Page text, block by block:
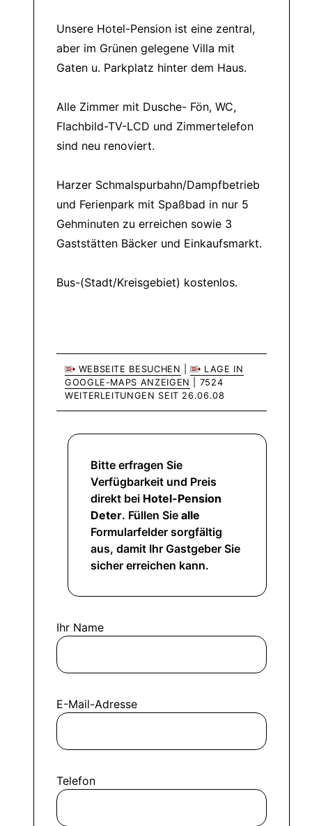
Unsere Hotel-Pension ist eine zentral,
aber im Grünen gelegene Villa mit
Gaten u. Parkplatz hinter dem Haus.
Alle Zimmer mit Dusche- Fön, WC,
Flachbild-TV-LCD und Zimmertelefon
sind neu renoviert.
Harzer Schmalspurbahn/Dampfbetrieb
und Ferienpark mit Spaßbad in nur 5
Gehminuten zu erreichen sowie 3
Gaststätten Bäcker und Einkaufsmarkt.
Bus-(Stadt/Kreisgebiet) kostenlos.
WEBSEITE BESUCHEN |
LAGE IN
GOOGLE-MAPS ANZEIGEN
| 7524
WEITERLEITUNGEN SEIT 26.06.08
Bitte erfragen Sie
Verfügbarkeit und Preis
direkt bei Hotel-Pension
Deter. Füllen Sie alle
Formularfelder sorgfältig
aus, damit Ihr Gastgeber Sie
sicher erreichen kann.
Ihr Name
E-Mail-Adresse
Telefon